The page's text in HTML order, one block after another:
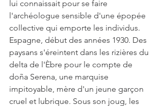
lui connaissait pour se faire
l'archéologue sensible d'une épopée
collective qui emporte les individus.
Espagne, début des années 1930. Des
paysans s'éreintent dans les rizières du
delta de l'Èbre pour le compte de
doña Serena, une marquise
impitoyable, mère d'un jeune garçon
cruel et lubrique. Sous son joug, les